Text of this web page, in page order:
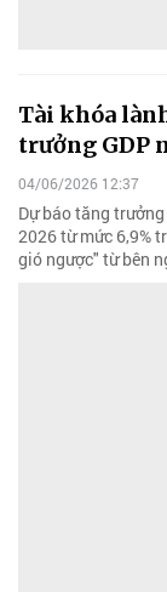
Tài khóa
trưởng GDP
04/06/2026 12:37
Dự báo tăng
2026 từ mức 6,9%
gió ngược" từ bên